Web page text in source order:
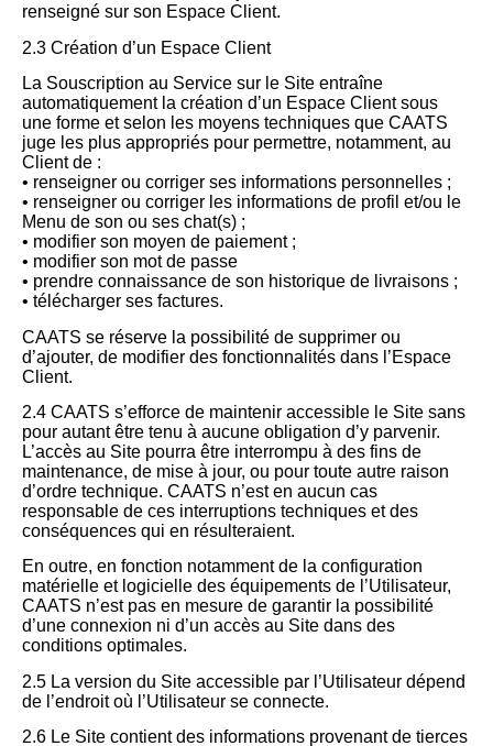
renseigné sur son Espace Client.
2.3 Création d’un Espace Client
La Souscription au Service sur le Site entraîne
automatiquement la création d’un Espace Client sous
une forme et selon les moyens techniques que CAATS
juge les plus appropriés pour permettre, notamment, au
Client de :
• renseigner ou corriger ses informations personnelles ;
• renseigner ou corriger les informations de profil et/ou le
Menu de son ou ses chat(s) ;
• modifier son moyen de paiement ;
• modifier son mot de passe
• prendre connaissance de son historique de livraisons ;
• télécharger ses factures.
CAATS se réserve la possibilité de supprimer ou
d’ajouter, de modifier des fonctionnalités dans l’Espace
Client.
2.4 CAATS s’efforce de maintenir accessible le Site sans
pour autant être tenu à aucune obligation d’y parvenir.
L’accès au Site pourra être interrompu à des fins de
maintenance, de mise à jour, ou pour toute autre raison
d’ordre technique. CAATS n’est en aucun cas
responsable de ces interruptions techniques et des
conséquences qui en résulteraient.
En outre, en fonction notamment de la configuration
matérielle et logicielle des équipements de l’Utilisateur,
CAATS n’est pas en mesure de garantir la possibilité
d’une connexion ni d’un accès au Site dans des
conditions optimales.
2.5 La version du Site accessible par l’Utilisateur dépend
de l’endroit où l’Utilisateur se connecte.
2.6 Le Site contient des informations provenant de tierces